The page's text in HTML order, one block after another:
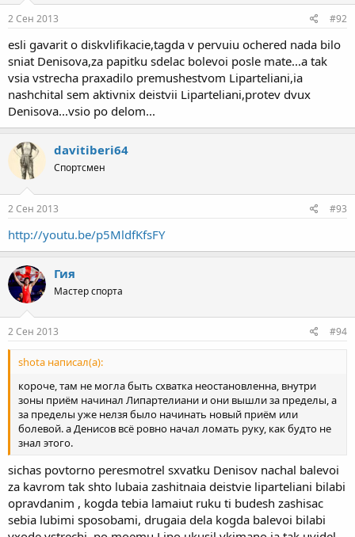
2 Сен 2013 #92
esli gavarit o diskvlifikacie,tagda v pervuiu ochered nada bilo
sniat Denisova,za papitku sdelac bolevoi posle mate...a tak
vsia vstrecha praxadilo premushestvom Liparteliani,ia
nashchital sem aktivnix deistvii Liparteliani,protev dvux
Denisova...vsio po delom...
davitiberi64
Спортсмен
2 Сен 2013 #93
http://youtu.be/p5MldfKfsFY
Гия
Мастер спорта
2 Сен 2013 #94
shota написал(а):
короче, там не могла быть схватка неостановленна, внутри
зоны приём начинал Липартелиани и они вышли за пределы, а
за пределы уже нелзя было начинать новый приём или
болевой. а Денисов всё ровно начал ломать руку, как будто не
знал этого.
sichas povtorno peresmotrel sxvatku Denisov nachal balevoi
za kavrom tak shto lubaia zashitnaia deistvie liparteliani bilabi
opravdanim , kogda tebia lamaiut ruku ti budesh zashisac
sebia lubimi sposobami, drugaia dela kogda balevoi bilabi